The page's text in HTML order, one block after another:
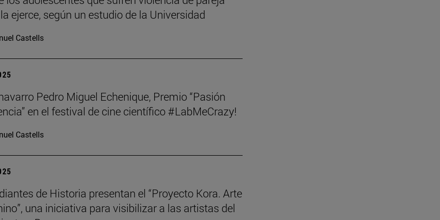
ejerce, según un estudio de la Universidad
Castells
Pedro Miguel Echenique, Premio “Pasión
en el festival de cine científico #LabMeCrazy!
Castells
de Historia presentan el “Proyecto Kora. Arte
una iniciativa para visibilizar a las artistas del